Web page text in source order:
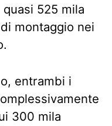
525 mila
montaggio nei
entrambi i
300 mila